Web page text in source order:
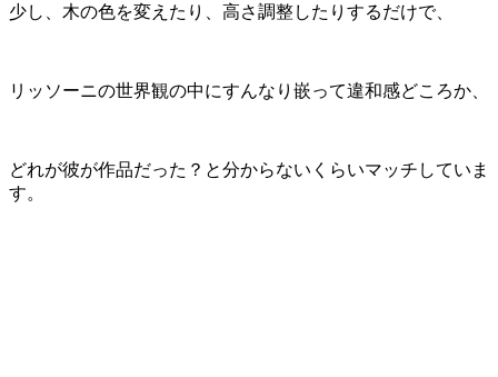
少し、木の色を変えたり、高さ調整したりするだけで、
リッソーニの世界観の中にすんなり嵌って違和感どころか、
どれが彼が作品だった？と分からないくらいマッチしていま
す。